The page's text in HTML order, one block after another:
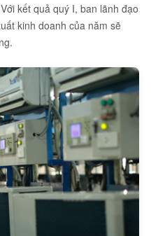
kết quả quý I, ban lãnh đạo
kinh doanh của năm sẽ